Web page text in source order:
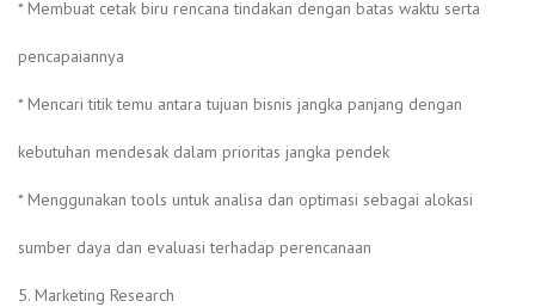
* Membuat cetak biru rencana tindakan dengan batas waktu serta
pencapaiannya
* Mencari titik temu antara tujuan bisnis jangka panjang dengan
kebutuhan mendesak dalam prioritas jangka pendek
* Menggunakan tools untuk analisa dan optimasi sebagai alokasi
sumber daya dan evaluasi terhadap perencanaan
5. Marketing Research